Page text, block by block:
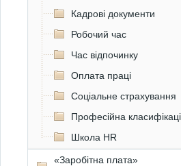
Кадрові документи
Робочий час
Час відпочинку
Оплата праці
Соціальне страхування
Професійна
Школа HR
«Заробітна плата»